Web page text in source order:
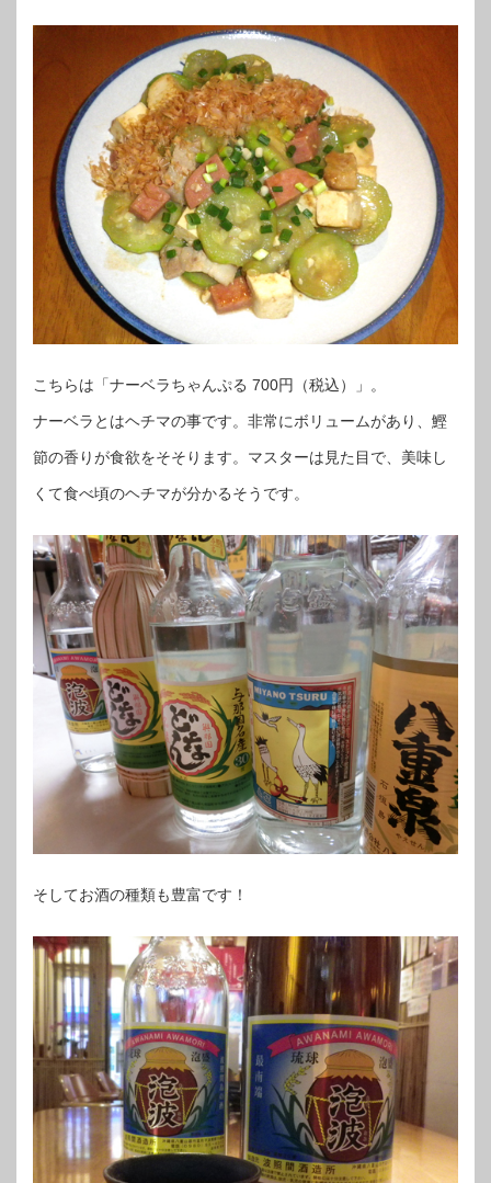
こちらは「ナーベラちゃんぷる 700円（税込）」。
ナーベラとはヘチマの事です。非常にボリュームがあり、鰹
節の香りが食欲をそそります。マスターは見た目で、美味し
くて食べ頃のヘチマが分かるそうです。
そしてお酒の種類も豊富です！